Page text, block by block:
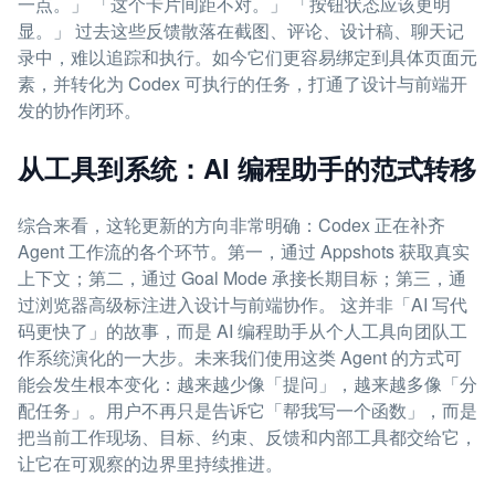
显。」 过去这些反馈散落在截图、评论、设计稿、聊天记
录中，难以追踪和执行。如今它们更容易绑定到具体页面元
素，并转化为 Codex 可执行的任务，打通了设计与前端开
发的协作闭环。
从工具到系统：AI 编程助手的范式转移
综合来看，这轮更新的方向非常明确：Codex 正在补齐
Agent 工作流的各个环节。第一，通过 Appshots 获取真实
上下文；第二，通过 Goal Mode 承接长期目标；第三，通
过浏览器高级标注进入设计与前端协作。 这并非「AI 写代
码更快了」的故事，而是 AI 编程助手从个人工具向团队工
作系统演化的一大步。未来我们使用这类 Agent 的方式可
能会发生根本变化：越来越少像「提问」，越来越多像「分
配任务」。用户不再只是告诉它「帮我写一个函数」，而是
把当前工作现场、目标、约束、反馈和内部工具都交给它，
让它在可观察的边界里持续推进。